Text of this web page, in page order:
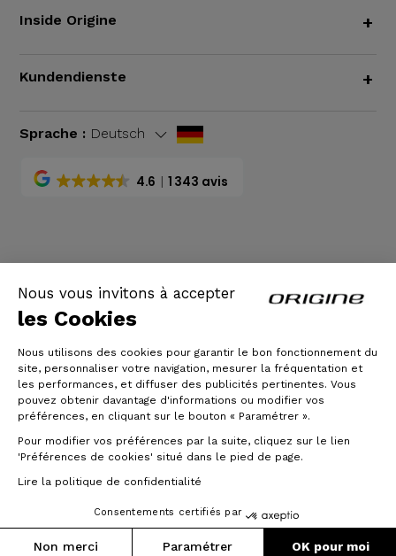
Nous vous invitons à accepter
les Cookies
Nous utilisons des cookies pour garantir le bon fonctionnement du
site, personnaliser votre navigation, mesurer la fréquentation et
les performances, et diffuser des publicités pertinentes. Vous
pouvez obtenir davantage d'informations ou modifier vos
préférences, en cliquant sur le bouton « Paramétrer ».
Pour modifier vos préférences par la suite, cliquez sur le lien
'Préférences de cookies' situé dans le pied de page.
Lire la politique de confidentialité
Consentements certifiés par
Non merci Paramétrer OK pour moi
Inside Origine +
Kundendienste +
Sprache : Deutsch
4.6 1 343 avis
© Origine Cycles